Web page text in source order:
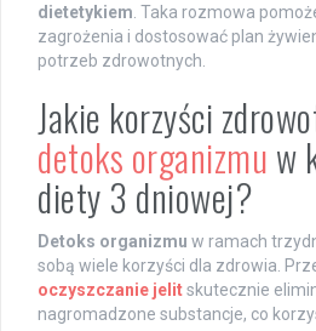
dietetykiem . Taka rozmowa
zagrożenia i dostosować plan
potrzeb zdrowotnych.
Jakie korzyści
detoks organizmu w
diety 3 dniowej?
Detoks organizmu w ramach
sobą wiele korzyści dla zdrowia.
oczyszczanie jelitskutecznie
nagromadzone substancje, co